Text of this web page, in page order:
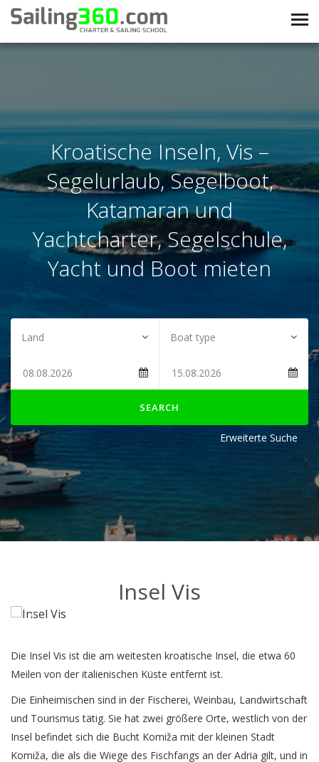
Kroatische Inseln, Vis –
Segelurlaub, Segelboot,
Katamaran und
Yachtcharter, Segelschule,
Yacht und Boot mieten
SEARCH
Erweiterte Suche
Insel Vis
Die Insel Vis ist die am weitesten kroatische Insel, die etwa 60
Meilen von der italienischen Küste entfernt ist.
Die Einheimischen sind in der Fischerei, Weinbau, Landwirtschaft
und Tourismus tätig. Sie hat zwei größere Orte, westlich von der
Insel befindet sich die Bucht Komiža mit der kleinen Stadt
Komiža, die als die Wiege des Fischfangs an der Adria gilt, und in